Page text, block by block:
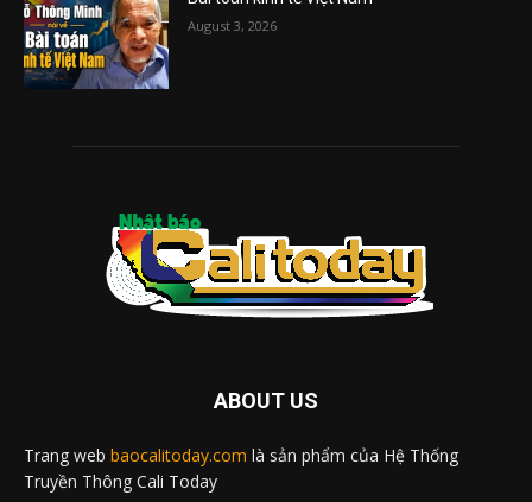
August 3, 2026
ABOUT US
Trang web baocalitoday.com là sản phẩm của Hệ Thống
Truyền Thông Cali Today